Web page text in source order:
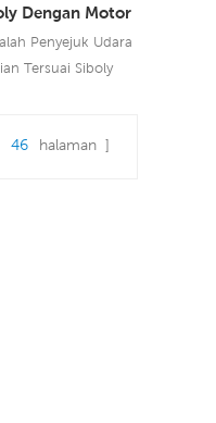
Dengan Motor
30KWPenyejuk Udara
Tersuai Siboly
atau
46 halaman ]